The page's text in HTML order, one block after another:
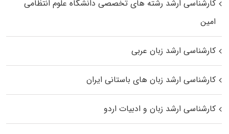
کارشناسی ارشد رﺷﺘﻪ ﻫﺎی تخصصی داﻧﺸﮕﺎه ﻋﻠﻮم انتظامی
اﻣﻴﻦ
کارشناسی ارشد زبان عربی
کارشناسی ارشد زبان‌ های باستانی ایران
کارشناسی ارشد زبان و ادبیات اردو